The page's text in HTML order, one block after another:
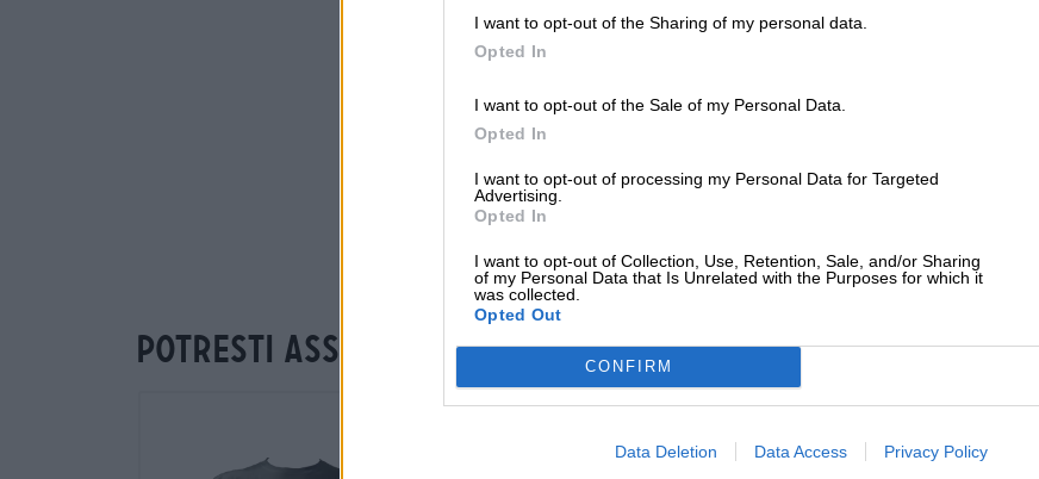
I want to opt-out of the Sharing of my personal data.
Opted In
I want to opt-out of the Sale of my Personal Data.
Opted In
I want to opt-out of processing my Personal Data for Targeted
Advertising.
Opted In
I want to opt-out of Collection, Use, Retention, Sale, and/or Sharing
of my Personal Data that Is Unrelated with the Purposes for which it
was collected.
Opted Out
CONFIRM
Data Deletion Data Access Privacy Policy
con pomodori, olive, patate novelle, fagiolini e
temperata e la serata è perfetta!
Hai domande su questa birra?
günstiger
Potresti assaggiare anche quello